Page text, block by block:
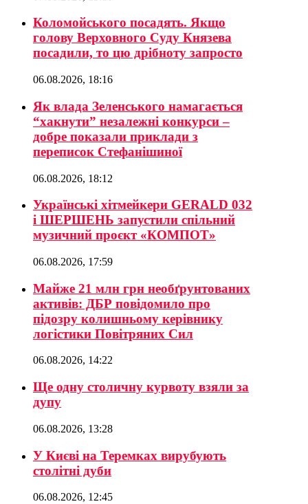
Коломойського посадять. Якщо
голову Верховного Суду Князева
посадили, то цю дрібноту запросто
06.08.2026, 18:16
Як влада Зеленського намагається
“хакнути” незалежні конкурси –
добре показали приклади з
переписок Стефанішиної
06.08.2026, 18:12
Українські хітмейкери GERALD 032
і ШЕРШЕНЬ запустили спільний
музичний проєкт «КОМПОТ»
06.08.2026, 17:59
Майже 21 млн грн необґрунтованих
активів: ДБР повідомило про
підозру колишньому керівнику
логістики Повітряних Сил
06.08.2026, 14:22
Ще одну столичну курвоту взяли за
дупу
06.08.2026, 13:28
У Києві на Теремках вирубують
столітні дуби
06.08.2026, 12:45